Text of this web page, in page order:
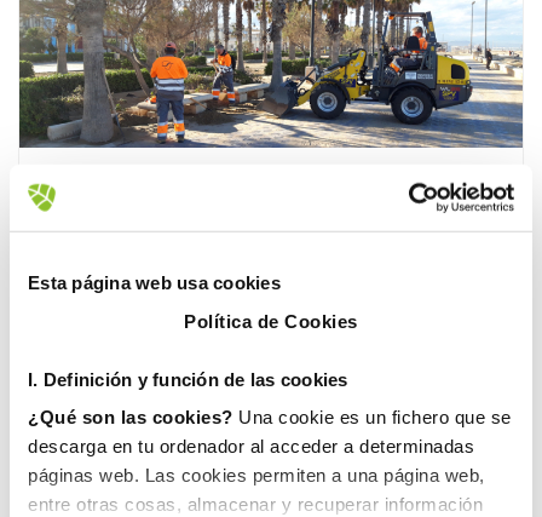
Esta página web usa cookies
Política de Cookies
I. Definición y función de las cookies
¿Qué son las cookies? Una cookie es un fichero que se
descarga en tu ordenador al acceder a determinadas
páginas web. Las cookies permiten a una página web,
entre otras cosas, almacenar y recuperar información
DISPOSITIVO ESPECIAL
PARA LIMPIAR DE ARENA
EL PASEO MARÍTIMO DE
VALENCIA TRAS EL
TEMPORAL
FOVASA Medio Ambiente, la empresa de